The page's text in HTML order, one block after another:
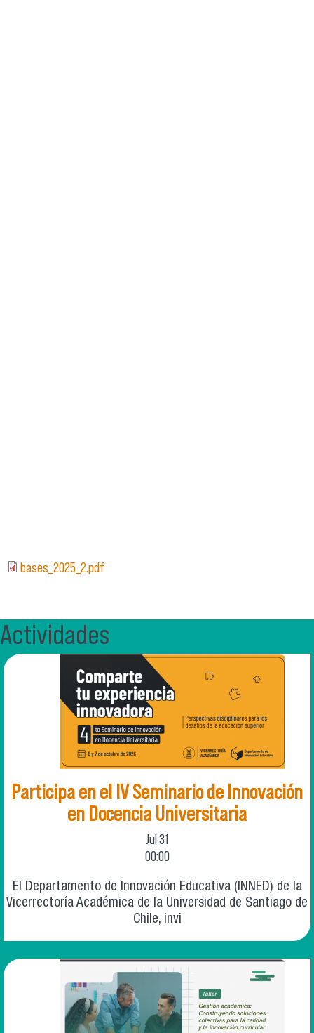
bases_2025_2.pdf
Actividades
Participa en el IV Seminario de Innovación
en Docencia Universitaria
Jul 31
00:00
El Departamento de Innovación Educativa (INNED) de la
Vicerrectoría Académica de la Universidad de Santiago de
Chile, invi